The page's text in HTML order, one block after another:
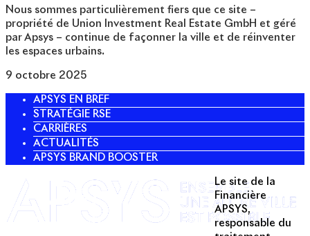
Nous sommes particulièrement fiers que ce site –
propriété de Union Investment Real Estate GmbH et géré
par Apsys – continue de façonner la ville et de réinventer
les espaces urbains.
9 octobre 2025
APSYS EN BREF
STRATÉGIE RSE
CARRIÈRES
ACTUALITÉS
APSYS BRAND BOOSTER
Twitter
Linkedin
Le site de la
Financière
APSYS,
responsable du